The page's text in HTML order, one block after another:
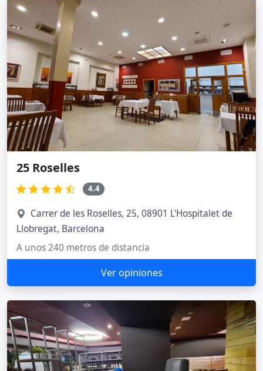
25 Roselles
4.4
Carrer de les Roselles, 25, 08901 L'Hospitalet de
Llobregat, Barcelona
A unos 240 metros de distancia
Ver opiniones